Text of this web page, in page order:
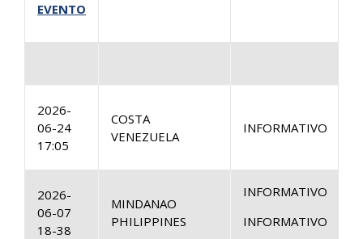
EVENTO
2026-
06-24
17:05
COSTA
VENEZUELA
INFORMATIVO
2026-
06-07
18-38
MINDANAO
PHILIPPINES
INFORMATIVO
INFORMATIVO